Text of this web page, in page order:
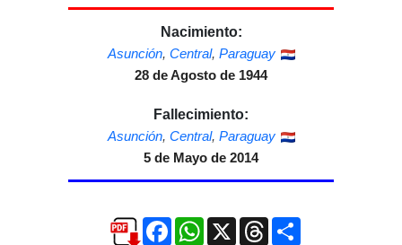
Nacimiento:
Asunción, Central, Paraguay
28 de Agosto de 1944
Fallecimiento:
Asunción, Central, Paraguay
5 de Mayo de 2014
FacebookWhatsApp
X ThreadsCompartir